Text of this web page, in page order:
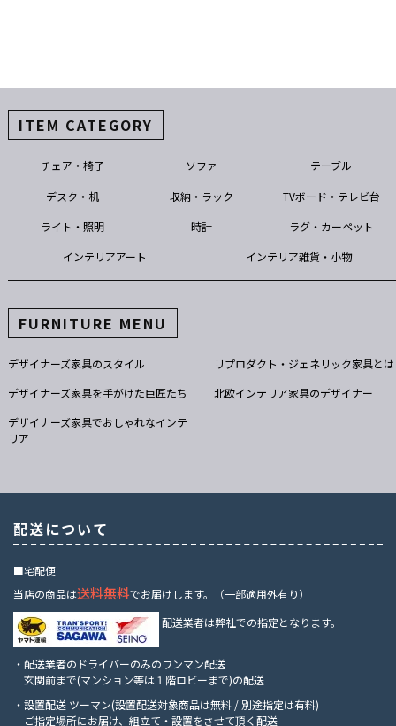
ITEM CATEGORY
チェア・椅子 ソファ テーブル
デスク・机 収納・ラック TVボード・テレビ台
ライト・照明 時計 ラグ・カーペット
インテリアアート インテリア雑貨・小物
FURNITURE MENU
デザイナーズ家具のスタイル
リプロダクト・ジェネリック家具とは
デザイナーズ家具を手がけた巨匠たち
北欧インテリア家具のデザイナー
デザイナーズ家具でおしゃれなインテ
リア
配送について
■宅配便
当店の商品は送料無料でお届けします。（一部適用外有り）
配送業者は弊社での指定となります。
・配送業者のドライバーのみのワンマン配送
玄関前まで(マンション等は１階ロビーまで)の配送
・設置配送 ツーマン(設置配送対象商品は無料 / 別途指定は有料)
ご指定場所にお届け、組立て・設置をさせて頂く配送